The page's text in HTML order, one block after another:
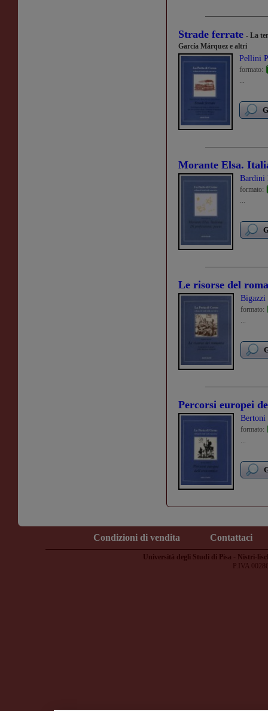
Strade ferrate - La
García Márquez e altri
Pellini
formato:
...
Morante Elsa.
Bardini
formato:
...
Le risorse del
Bigazzi
formato:
...
Percorsi europei
Bertoni
formato:
...
Condizioni di vendita Contattaci
Università degli Studi di Pisa - Nistri-
P.IVA